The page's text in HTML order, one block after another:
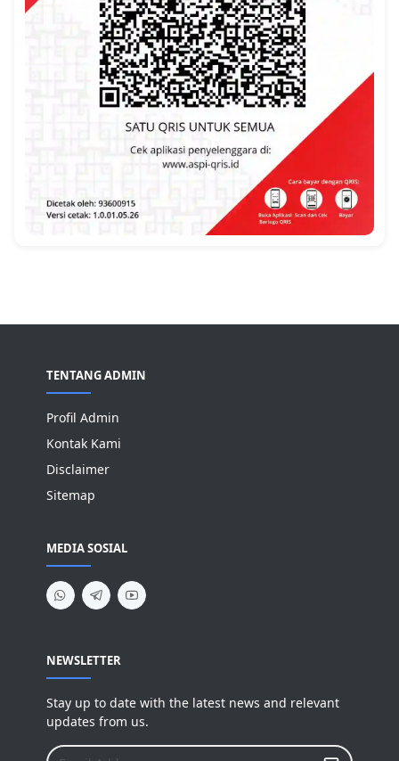
TENTANG ADMIN
Profil Admin
Kontak Kami
Disclaimer
Sitemap
MEDIA SOSIAL
NEWSLETTER
Stay up to date with the latest news and relevant
updates from us.